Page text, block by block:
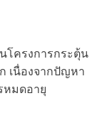
โครงการกระตุ้น
เนื่องจากปัญหา
มดอายุ